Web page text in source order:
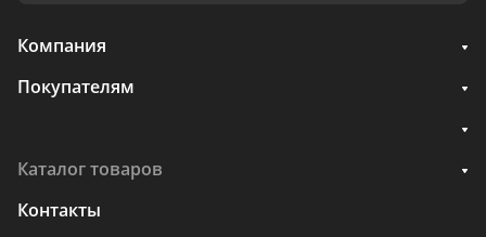
Компания
Покупателям
Каталог товаров
Контакты